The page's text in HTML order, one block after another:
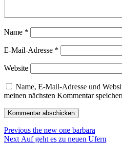
Name *
E-Mail-Adresse *
Website
Name, E-Mail-Adresse und
meinen nächsten Kommentar
Beitragsnavigation
Previous Previous
post:
the new one barbara
Next Next
Auf geht es zu neuen Ufern